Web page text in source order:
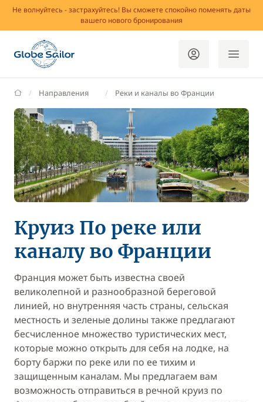
Не волнуйтесь - застрахуйтесь! Вы сможете спокойно поменять даты
вашего нового бронирования
GlobeSailor
Направления Реки и каналы во Франции
Круиз По реке или
каналу во Франции
Франция может быть известна своей
великолепной и разнообразной береговой
линией, но внутренняя часть страны, сельская
местность и зеленые долины также предлагают
бесчисленное множество туристических мест,
которые можно открыть для себя на лодке, на
борту баржи по реке или по ее тихим и
защищенным каналам. Мы предлагаем вам
возможность отправиться в речной круиз по